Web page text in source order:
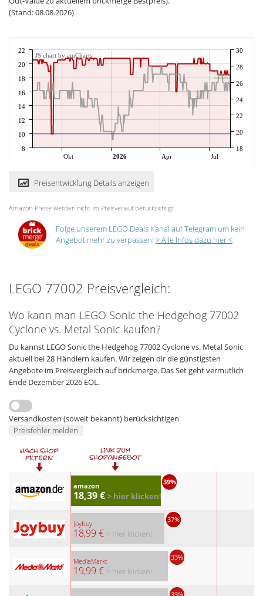
(Stand: 08.08.2026)
Okt 2026 Apr Jul
8
10
12
14
16
18
20
22
18
20
22
24
26
28
30
JS chart by amCharts
Preisentwicklung Details anzeigen
Amazon-Preise werden nicht im Preisverlauf berücksichtigt.
Folge unserem LEGO Deals Kanal auf Telegram um kein
Angebot mehr zu verpassen! > Alle Infos dazu hier <
LEGO 77002 Preisvergleich:
Wo kann man LEGO Sonic the Hedgehog 77002
Cyclone vs. Metal Sonic kaufen?
Du kannst LEGO Sonic the Hedgehog 77002 Cyclone vs. Metal Sonic
aktuell bei 28 Händlern kaufen. Wir zeigen dir die günstigsten
Angebote im Preisvergleich auf brickmerge. Das Set geht vermutlich
Ende Dezember 2026 EOL.
Versandkosten (soweit bekannt) berücksichtigen
Preisfehler melden
amazon
18,39 €
39%
> hier klicken!
Joybuy
18,99 €
37%
> hier klicken!
MediaMarkt
19,99 €
33%
> hier klicken!